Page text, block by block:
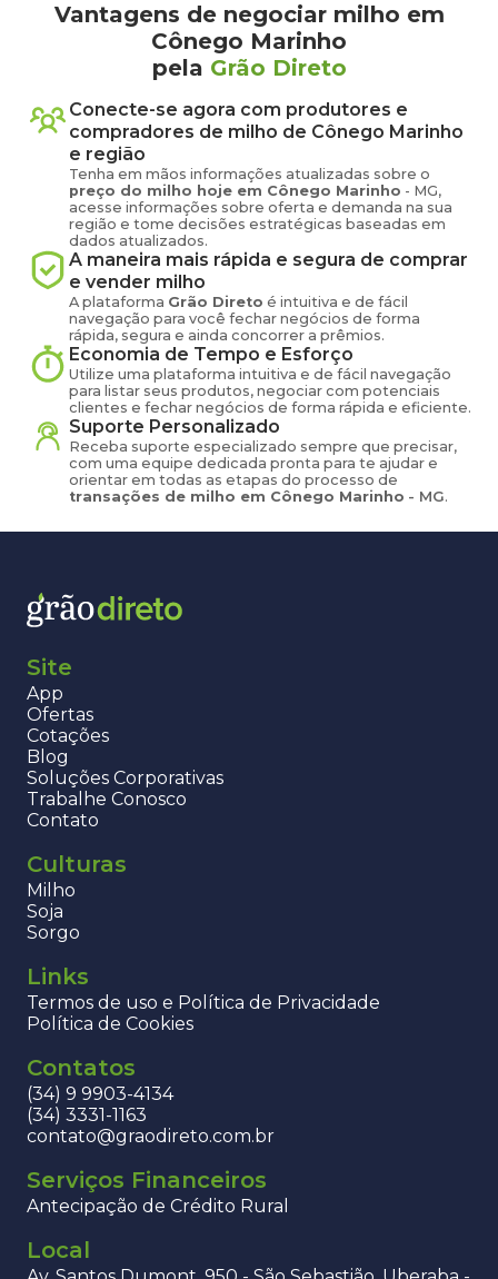
Vantagens de negociar milho em
Cônego Marinho
pela Grão Direto
Conecte-se agora com produtores e
compradores de milho de Cônego Marinho
e região
Tenha em mãos informações atualizadas sobre o
preço do milho hoje em Cônego Marinho - MG,
acesse informações sobre oferta e demanda na sua
região e tome decisões estratégicas baseadas em
dados atualizados.
A maneira mais rápida e segura de comprar
e vender milho
A plataforma Grão Direto é intuitiva e de fácil
navegação para você fechar negócios de forma
rápida, segura e ainda concorrer a prêmios.
Economia de Tempo e Esforço
Utilize uma plataforma intuitiva e de fácil navegação
para listar seus produtos, negociar com potenciais
clientes e fechar negócios de forma rápida e eficiente.
Suporte Personalizado
Receba suporte especializado sempre que precisar,
com uma equipe dedicada pronta para te ajudar e
orientar em todas as etapas do processo de
transações de milho em Cônego Marinho - MG.
Site
App
Ofertas
Cotações
Blog
Soluções Corporativas
Trabalhe Conosco
Contato
Culturas
Milho
Soja
Sorgo
Links
Termos de uso e Política de Privacidade
Política de Cookies
Contatos
(34) 9 9903-4134
(34) 3331-1163
contato@graodireto.com.br
Serviços Financeiros
Antecipação de Crédito Rural
Local